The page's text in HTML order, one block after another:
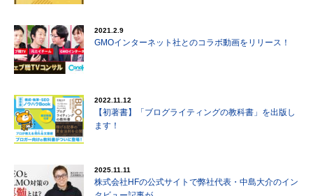
2021.2.9
GMOインターネット社とのコラボ動画をリリース！
2022.11.12
【初著書】「ブログライティングの教科書」を出版し
ます！
2025.11.11
株式会社HFの公式サイトで弊社代表・中島大介のイン